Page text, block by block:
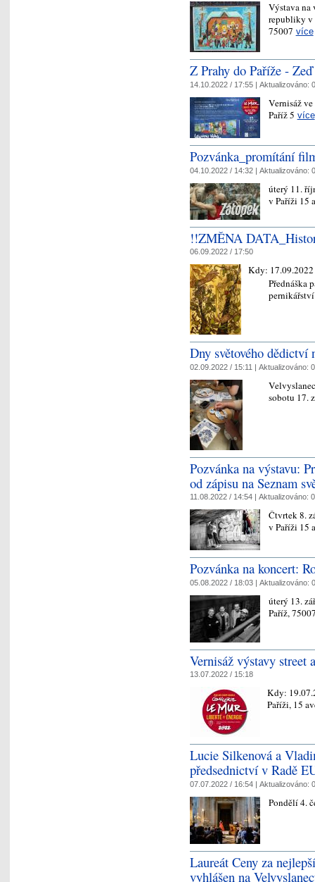
Výstava na
republiky v
75007 více
Z Prahy do Paříže -
14.10.2022 / 17:55 | Aktualizováno:
Vernisáž
Paříž 5 více
Pozvánka_promítání
04.10.2022 / 14:32 | Aktualizováno:
úterý 11.
v Paříži 15
!!ZMĚNA
06.09.2022 / 17:50
Kdy: 17.09.2022
Přednáška
Dny světového
02.09.2022 / 15:11 | Aktualizováno:
sobotu 17.
Pozvánka na výstavu:
od zápisu na Seznam
11.08.2022 / 14:54 | Aktualizováno:
Čtvrtek 8.
v Paříži 15
Pozvánka na koncert:
05.08.2022 / 18:03 | Aktualizováno:
úterý 13.
Paříž,
Vernisáž výstavy street
13.07.2022 / 15:18
Kdy:
Paříži, 15
Lucie Silkenová a
předsednictví v Radě
07.07.2022 / 16:54 | Aktualizováno:
Pondělí 4.
Laureát Ceny za
vyhlášen na